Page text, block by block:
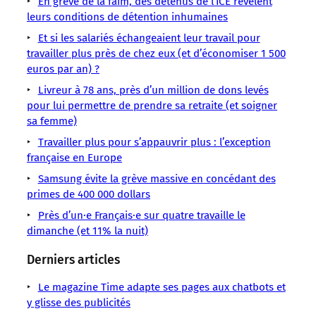
–
Conditions
travail
Initiatives
LMOUS
–
Manifestation
Portugal
Précarité
Temps
LMOUS
–
de
travail
Jeudi
11
–
3
travailleurs
(sur
–
ont
mis
à
l’arrêt.
à
–
réforme
des
semaines
50h
et
le
pays
répondu
leurs conditions de détention inhumaines
Et si les salariés échangeaient leur travail pour
travailler plus près de chez eux (et d’économiser 1 500
euros par an) ?
Livreur à 78 ans, près d’un million de dons levés
pour lui permettre de prendre sa retraite (et soigner
sa femme)
Travailler plus pour s’appauvrir plus : l’exception
française en Europe
Samsung évite la grève massive en concédant des
primes de 400 000 dollars
Près d’un·e Français·e sur quatre travaille le
dimanche (et 11% la nuit)
Derniers articles
Le magazine Time adapte ses pages aux chatbots et
y glisse des publicités